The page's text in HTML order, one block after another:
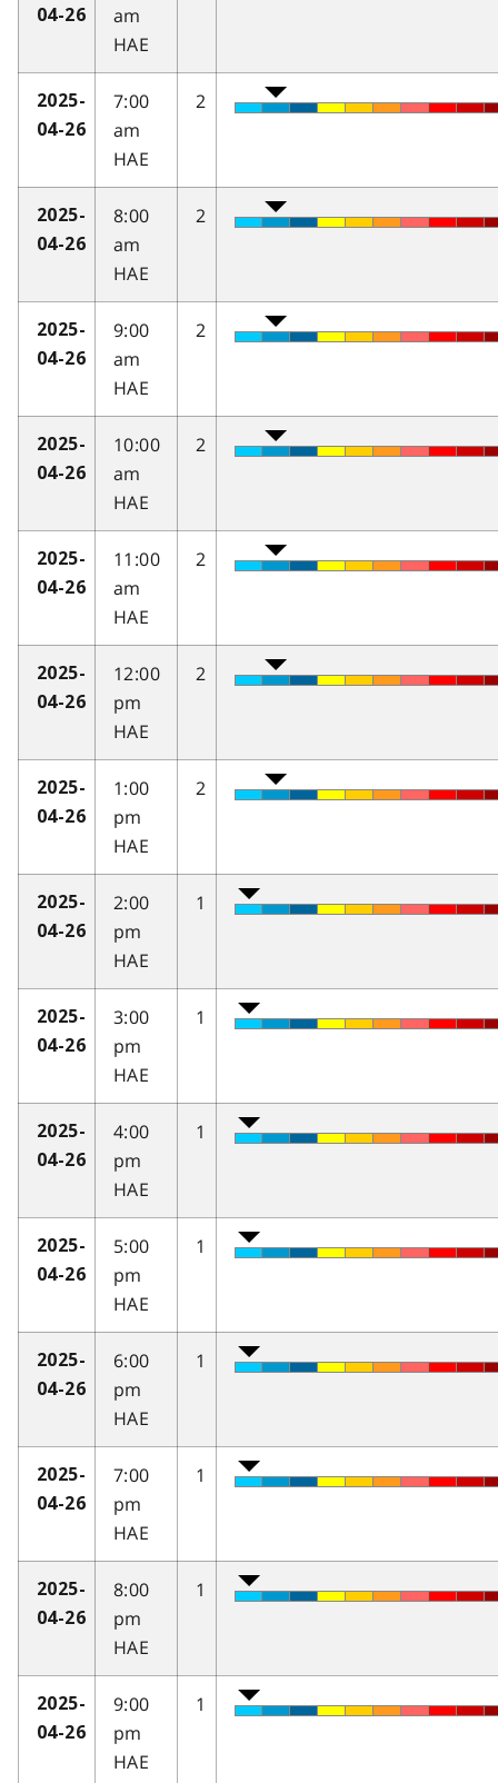
04-26
am
HAE
2025-
04-26
7:00
am
HAE
2
2025-
04-26
8:00
am
HAE
2
2025-
04-26
9:00
am
HAE
2
2025-
04-26
10:00
am
HAE
2
2025-
04-26
11:00
am
HAE
2
2025-
04-26
12:00
pm
HAE
2
2025-
04-26
1:00
pm
HAE
2
2025-
04-26
2:00
pm
HAE
1
2025-
04-26
3:00
pm
HAE
1
2025-
04-26
4:00
pm
HAE
1
2025-
04-26
5:00
pm
HAE
1
2025-
04-26
6:00
pm
HAE
1
2025-
04-26
7:00
pm
HAE
1
2025-
04-26
8:00
pm
HAE
1
2025-
04-26
9:00
pm
HAE
1